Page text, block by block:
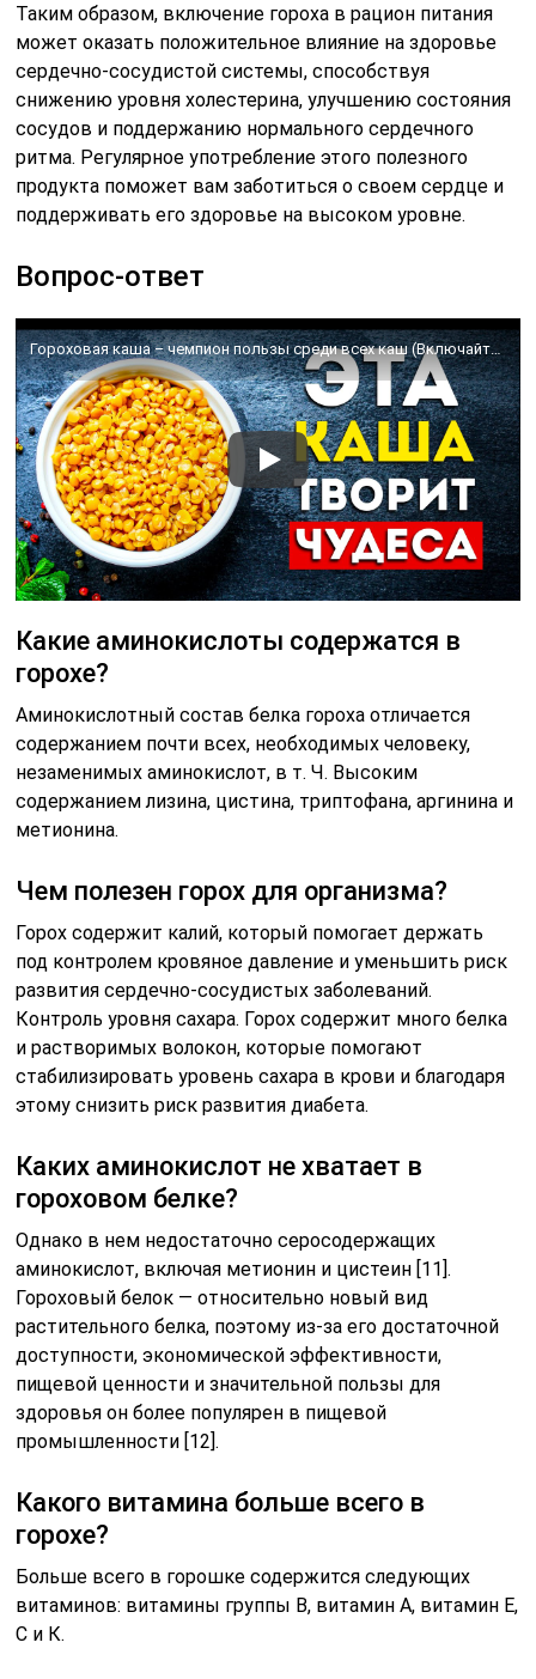
Таким образом, включение гороха в рацион питания
может оказать положительное влияние на здоровье
сердечно-сосудистой системы, способствуя
снижению уровня холестерина, улучшению состояния
сосудов и поддержанию нормального сердечного
ритма. Регулярное употребление этого полезного
продукта поможет вам заботиться о своем сердце и
поддерживать его здоровье на высоком уровне.
Вопрос-ответ
Какие аминокислоты содержатся в
горохе?
Аминокислотный состав белка гороха отличается
содержанием почти всех, необходимых человеку,
незаменимых аминокислот, в т. Ч. Высоким
содержанием лизина, цистина, триптофана, аргинина и
метионина.
Чем полезен горох для организма?
Горох содержит калий, который помогает держать
под контролем кровяное давление и уменьшить риск
развития сердечно-сосудистых заболеваний.
Контроль уровня сахара. Горох содержит много белка
и растворимых волокон, которые помогают
стабилизировать уровень сахара в крови и благодаря
этому снизить риск развития диабета.
Каких аминокислот не хватает в
гороховом белке?
Однако в нем недостаточно серосодержащих
аминокислот, включая метионин и цистеин [11].
Гороховый белок — относительно новый вид
растительного белка, поэтому из-за его достаточной
доступности, экономической эффективности,
пищевой ценности и значительной пользы для
здоровья он более популярен в пищевой
промышленности [12].
Какого витамина больше всего в
горохе?
Больше всего в горошке содержится следующих
витаминов: витамины группы В, витамин А, витамин Е,
С и К.